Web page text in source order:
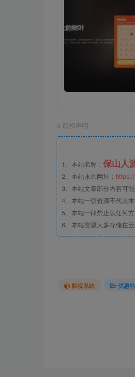
© 版权声明
1、本站名称： 保山人
2、本站永久网址：
3、本站文章部分内容可
4、本站一切资源不代表
5、本站一律禁止以任何
6、本站资源大多存储在
影视系统 优惠